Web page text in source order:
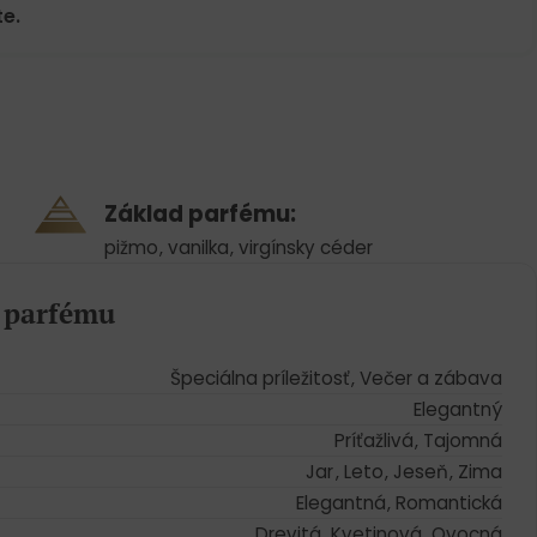
Základ parfému:
pižmo, vanilka, virgínsky céder
Špeciálna príležitosť, Večer a zábava
Elegantný
Príťažlivá, Tajomná
Jar, Leto, Jeseň, Zima
Elegantná, Romantická